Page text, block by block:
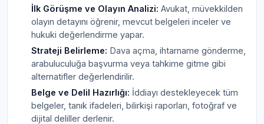
İlk Görüşme ve Olayın Analizi: Avukat, müvekkilden
olayın detayını öğrenir, mevcut belgeleri inceler ve
hukuki değerlendirme yapar.
Strateji Belirleme: Dava açma, ihtarname gönderme,
arabuluculuğa başvurma veya tahkime gitme gibi
alternatifler değerlendirilir.
Belge ve Delil Hazırlığı: İddiayı destekleyecek tüm
belgeler, tanık ifadeleri, bilirkişi raporları, fotoğraf ve
dijital deliller derlenir.